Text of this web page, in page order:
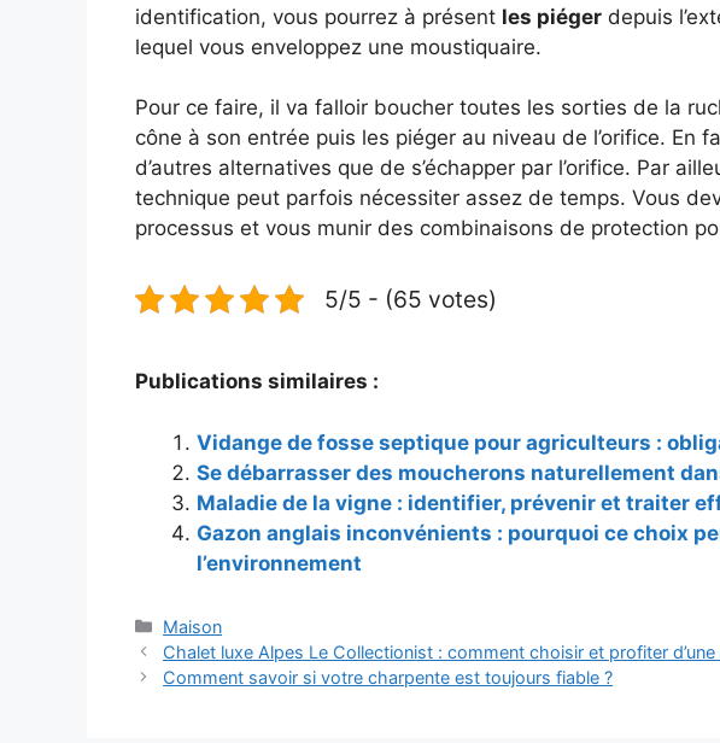
identification, vous pourrez à présent les piéger depuis
lequel vous enveloppez une moustiquaire.
Pour ce faire, il va falloir boucher toutes les sorties de la
cône à son entrée puis les piéger au niveau de l’orifice. En
d’autres alternatives que de s’échapper par l’orifice. Par
technique peut parfois nécessiter assez de temps. Vous
processus et vous munir des combinaisons de protection
5/5 - (65 votes)
Publications similaires :
Vidange de fosse septique pour agriculteurs :
Se débarrasser des moucherons naturellement
Maladie de la vigne : identifier, prévenir et traiter
Gazon anglais inconvénients : pourquoi ce choix
l’environnement
Catégories
Maison
Chalet luxe Alpes Le Collectionist : comment choisir et profiter
Comment savoir si votre charpente est toujours fiable ?